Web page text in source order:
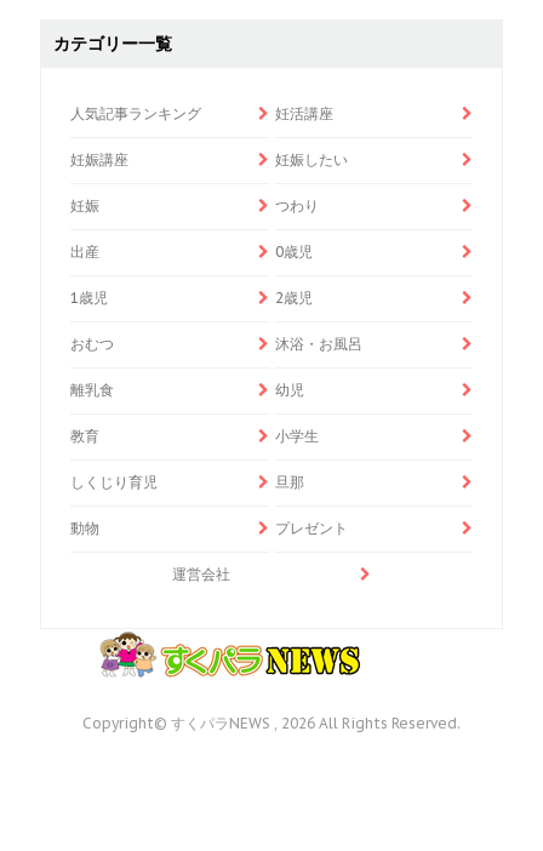
カテゴリー一覧
人気記事ランキング 妊活講座
妊娠講座 妊娠したい
妊娠 つわり
出産 0歳児
1歳児 2歳児
おむつ 沐浴・お風呂
離乳食 幼児
教育 小学生
しくじり育児 旦那
動物 プレゼント
運営会社
Copyright© すくパラNEWS , 2026 All Rights Reserved.